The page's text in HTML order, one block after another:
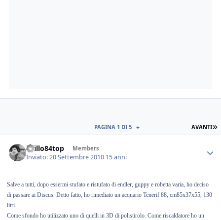
AVANTI
PAGINA 1 DI 5
spillo84top Members
Inviato:20 Settembre 2010 15 anni
Salve a tutti, dopo essermi stufato e ristufato di endler, guppy e robetta varia, ho deciso
di passare ai Discus. Detto fatto, ho rimediato un acquario Tenerif 88, cm85x37x55, 130
litri.
Come sfondo ho utilizzato uno di quelli in 3D di polistirolo. Come riscaldatore ho un